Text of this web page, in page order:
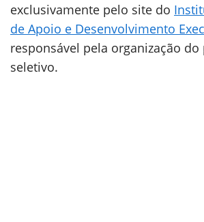
exclusivamente pelo site do
de Apoio e Desenvolvimento
responsável pela organização do
seletivo.